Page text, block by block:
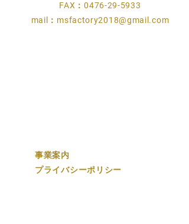
FAX：0476-29-5933
mail： msfactory2018@gmail.com
​事業案内
プライバシーポリシー